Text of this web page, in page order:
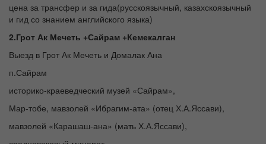
цена за трансфер и за гида(русскоязычный, казахскоязычный
и гид со знанием английского языка)
2.Грот Ак Мечеть +Сайрам +Кемекалган
Выезд в Грот Ак Мечеть и Домалак Ана
п.Сайрам
историко-краеведческий музей «Сайрам»,
Мар-тобе, мавзолей «Ибрагим-ата» (отец Х.А.Яссави),
мавзолей «Карашаш-ана» (мать Х.А.Яссави),